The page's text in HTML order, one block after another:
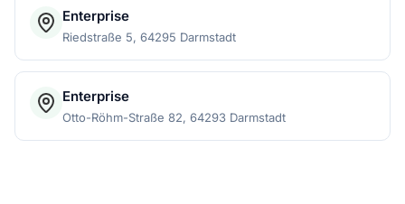
Enterprise
Riedstraße 5, 64295 Darmstadt
Enterprise
Otto-Röhm-Straße 82, 64293 Darmstadt